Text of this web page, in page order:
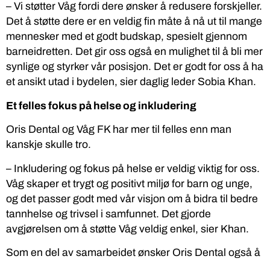
– Vi støtter Våg fordi dere ønsker å redusere forskjeller.
Det å støtte dere er en veldig fin måte å nå ut til mange
mennesker med et godt budskap, spesielt gjennom
barneidretten. Det gir oss også en mulighet til å bli mer
synlige og styrker vår posisjon. Det er godt for oss å ha
et ansikt utad i bydelen, sier daglig leder Sobia Khan.
Et felles fokus på helse og inkludering
Oris Dental og Våg FK har mer til felles enn man
kanskje skulle tro.
– Inkludering og fokus på helse er veldig viktig for oss.
Våg skaper et trygt og positivt miljø for barn og unge,
og det passer godt med vår visjon om å bidra til bedre
tannhelse og trivsel i samfunnet. Det gjorde
avgjørelsen om å støtte Våg veldig enkel, sier Khan.
Som en del av samarbeidet ønsker Oris Dental også å